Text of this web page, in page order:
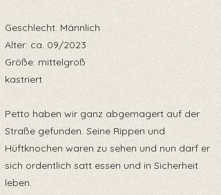
Geschlecht: Männlich
Alter: ca. 09/2023
Größe: mittelgroß
kastriert
Petto haben wir ganz abgemagert auf der
Straße gefunden. Seine Rippen und
Hüftknochen waren zu sehen und nun darf er
sich ordentlich satt essen und in Sicherheit
leben.